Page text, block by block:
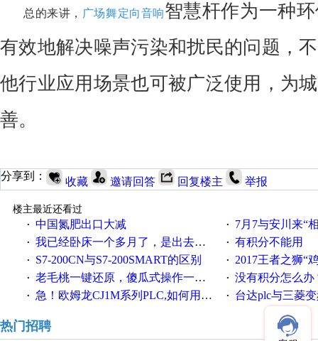
总的来讲， 广场舞定向音响智慧杆作为一种
有效地解决噪声污染和扰民的问题，
他行业应用场景也可被广泛使用，为
善。
分享到： 收藏 邀请回答 回复楼主 举报
楼主最近还看过
· 中国氮肥出口大减 · 7月7与安川来“
· 我已经卧床一个多月了，是出去安装机械手在高速遭遇车祸所致:大家工作都要特别注意啊 · 有积分不能用
· S7-200CN与S7-200SMART的区别 · 2017王者之狮“鸡”情签到
· 老毛桃一键还原，傻瓜式操作一键轻松备份还原；程序为向导式安装，一键即可实现自动备份或还原系统。 · 没有积分怎么办
· 急！欧姆龙CJ1M系列PLC,如何用时间控制变频器。要求时间在组态王中可以自由输入！拜托各位大神了！ · 台达plc与三菱
热门招聘